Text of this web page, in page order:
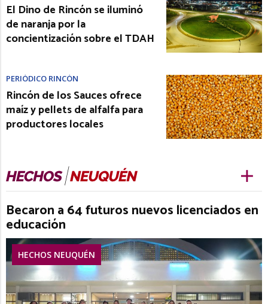
El Dino de Rincón se iluminó
de naranja por la
concientización sobre el TDAH
PERIÓDICO RINCÓN
Rincón de los Sauces ofrece
maíz y pellets de alfalfa para
productores locales
Becaron a 64 futuros nuevos licenciados en
educación
HECHOS NEUQUÉN